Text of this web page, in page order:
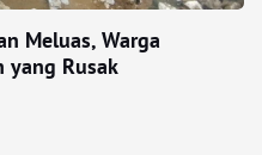
Meluas, Warga
yang Rusak